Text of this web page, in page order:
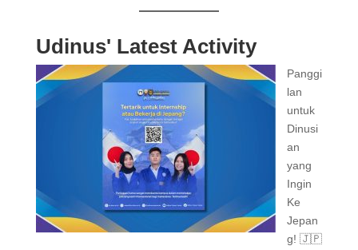
Udinus' Latest Activity
Panggi
lan
untuk
Dinusi
an
yang
Ingin
Ke
Jepan
g! 🇯🇵